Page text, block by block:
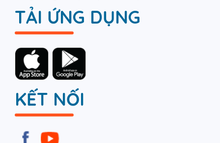
TẢI ỨNG DỤNG
KẾT NỐI